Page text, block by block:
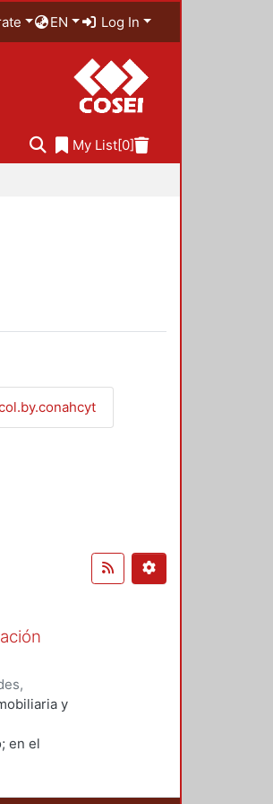
EN Log In
My List[0]
y
en el